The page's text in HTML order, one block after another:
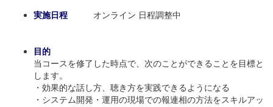
実施日程 オンライン 日程調整中
目的
当コースを修了した時点で、次のことができることを目標と
します。
・効果的な話し方、聴き方を実践できるようになる
・システム開発・運用の現場での報連相の方法をスキルアッ